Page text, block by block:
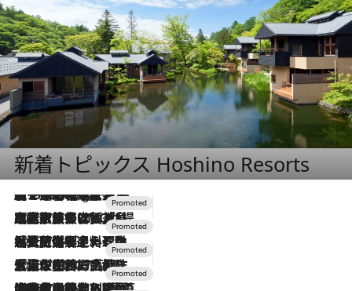
新着トピックス Hoshino Resorts
1 Hour Ago
【トンボの足水浴】ヒノキの香りに包まれて涼感マックス！約13℃の湧水かけ流しを避暑地「星野温泉 トンボの湯」で体験
2026.7.31
【ホテル帰省】という選択肢をOMOが提案。家族とほどよい距離を保つには「昼は実家、夜は気兼ねなくホテルで！」
2026.7.24
【夏限定ディナーコース】旬を迎える稚鮎や花ズッキーニなどをイタリア・トスカーナの郷土料理の手法で満喫！
2026.7.17
「土佐和ハーブかき氷」がOMO7高知に登場！生姜、山椒、大葉など目にも舌にも涼を呼ぶ郷土の味